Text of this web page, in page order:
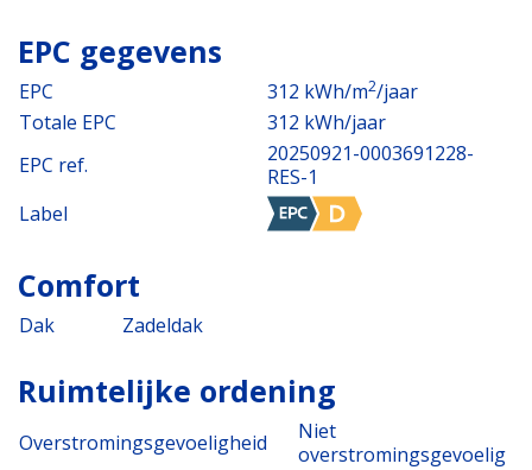
EPC gegevens
EPC 312 kWh/m2/jaar
Totale EPC
312 kWh/jaar
EPC ref.
20250921-0003691228-
RES-1
Label
Comfort
Dak Zadeldak
Ruimtelijke ordening
Overstromingsgevoeligheid
Niet
overstromingsgevoelig